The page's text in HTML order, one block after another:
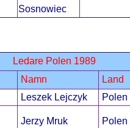
Sosnowiec
Ledare Polen 1989
Namn
Land
Leszek Lejczyk
Polen
Jerzy Mruk Polen